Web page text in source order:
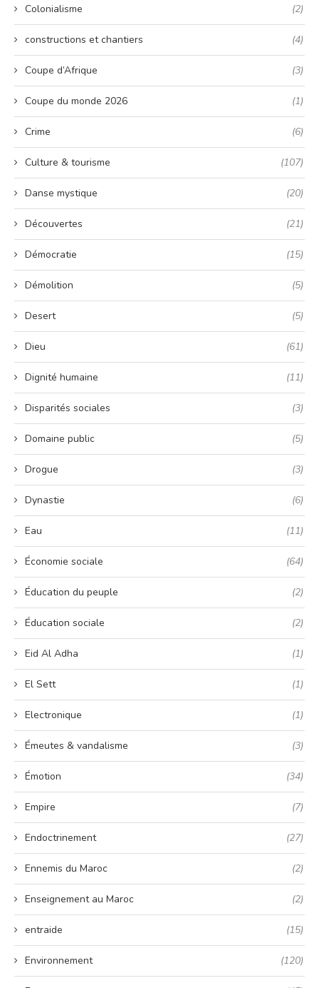
Colonialisme (2)
constructions et chantiers (4)
Coupe d’Afrique (3)
Coupe du monde 2026 (1)
Crime (6)
Culture & tourisme (107)
Danse mystique (20)
Découvertes (21)
Démocratie (15)
Démolition (5)
Desert (5)
Dieu (61)
Dignité humaine (11)
Disparités sociales (3)
Domaine public (5)
Drogue (3)
Dynastie (6)
Eau (11)
Économie sociale (64)
Éducation du peuple (2)
Éducation sociale (2)
Eid Al Adha (1)
El Sett (1)
Electronique (1)
Émeutes & vandalisme (3)
Émotion (34)
Empire (7)
Endoctrinement (27)
Ennemis du Maroc (2)
Enseignement au Maroc (2)
entraide (15)
Environnement (120)